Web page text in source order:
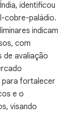
identificou
cobre-paládio.
indicam
com
de avaliação
para fortalecer
e o
visando